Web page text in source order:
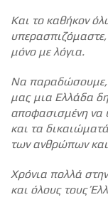
Και το καθήκον
υπερασπιζόμαστε,
μόνο με λόγια.
Να παραδώσουμε,
μας μια Ελλάδα
αποφασισμένη να
και τα
των ανθρώπων
Χρόνια πολλά
και όλους τους